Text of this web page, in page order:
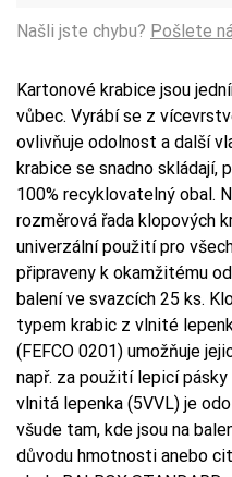
Našli jste chybu? Pošlete
Kartonové krabice jsou
vůbec. Vyrábí se z
ovlivňuje odolnost a další
krabice se snadno skládají,
100% recyklovatelný obal.
rozměrová řada klopových
univerzální použití pro
připraveny k okamžitému
balení ve svazcích 25 ks.
typem krabic z vlnité
(FEFCO 0201) umožňuje
např. za použití lepicí
vlnitá lepenka (5VVL) je
všude tam, kde jsou na
důvodu hmotnosti anebo